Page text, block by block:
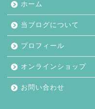
ホーム
当ブログについて
プロフィール
オンラインショップ
お問い合わせ